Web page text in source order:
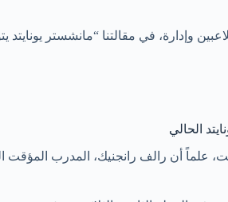
وإدارة، في مقالتنا “مانشستر
الحالي
أن رالف رانجنيك، المدرب المؤقت